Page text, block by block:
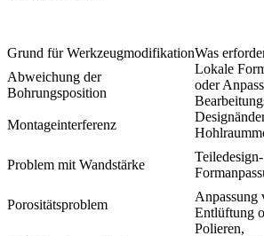
Grund für WerkzeugmodifikationWas
Abweichung der
Bohrungsposition
Lokale
oder
Montageinterferenz
Problem mit Wandstärke
Porositätsproblem
Anpassung
Entlüftung
Polieren,